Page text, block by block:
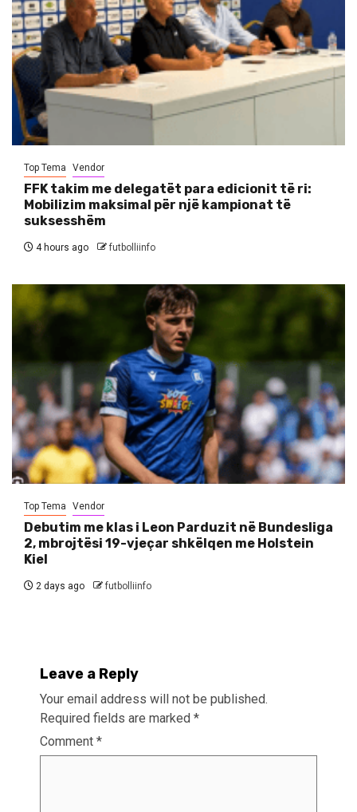
Top Tema Vendor
FFK takim me delegatët para edicionit të ri:
Mobilizim maksimal për një kampionat të
suksesshëm
4 hours ago futbolliinfo
Top Tema Vendor
Debutim me klas i Leon Parduzit në Bundesliga
2, mbrojtësi 19-vjeçar shkëlqen me Holstein
Kiel
2 days ago futbolliinfo
Leave a Reply
Your email address will not be published.
Required fields are marked *
Comment *